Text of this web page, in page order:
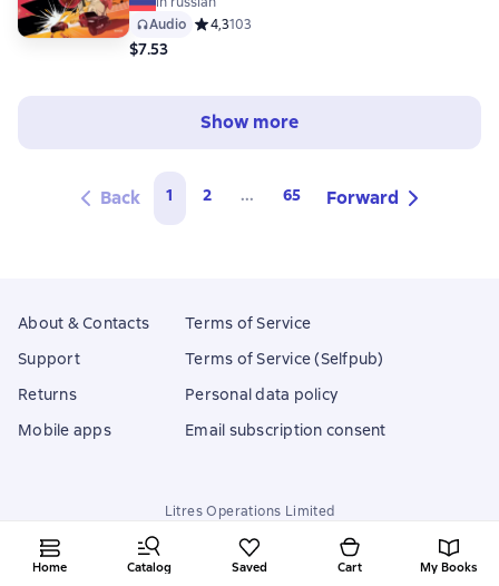
Home Catalog Saved Cart My Books
Audio Средний рейтинг 4,3 на основе 103 оценок
4,3103
$7.53
Show more
Back 1 2 ... 65 Forward
About & Contacts
Support
Returns
Mobile apps
Terms of Service
Terms of Service (Selfpub)
Personal data policy
Email subscription consent
Litres Operations Limited